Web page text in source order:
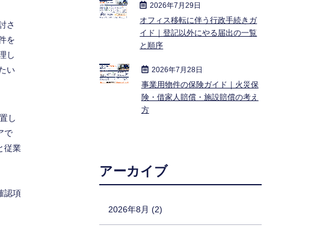
さ
を
し
い
し
で
従業
認項
2026年7月29日
オフィス移転に伴う行政手続きガ
イド｜登記以外にやる届出の一覧
と順序
2026年7月28日
事業用物件の保険ガイド｜火災保
険・借家人賠償・施設賠償の考え
方
アーカイブ
2026年8月 (2)